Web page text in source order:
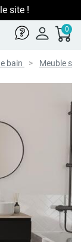
site !
0
bain Meuble